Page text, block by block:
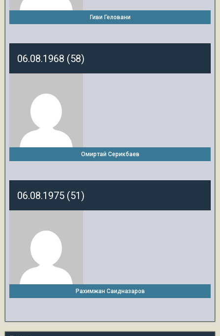
Гиви Геловани
06.08.1968 (58)
Омиртай Серикбаев
06.08.1975 (51)
Рахимжан Саидназаров